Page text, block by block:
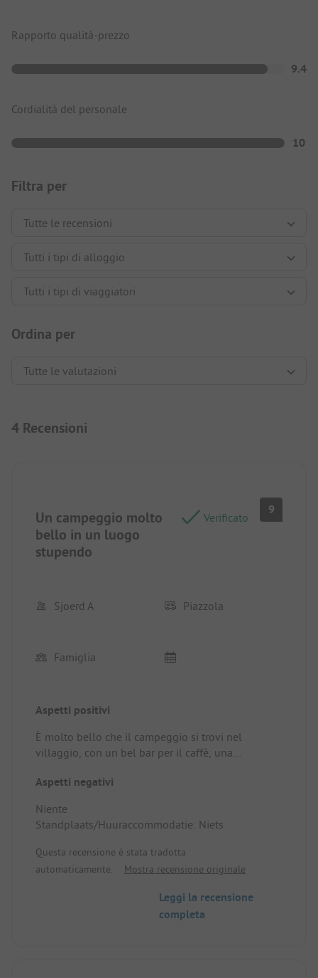
Rapporto qualità-prezzo
9.4
Cordialità del personale
10
Filtra per
Ordina per
4 Recensioni
Un campeggio molto
bello in un luogo
stupendo
Verificato
9
Sjoerd A Piazzola
Famiglia
Aspetti positivi
È molto bello che il campeggio si trovi nel
villaggio, con un bel bar per il caffè, una
di paese dove si può comprare tutto per i pasti e
possono ricevere buoni consigli per escursioni.
Grand Paradiso è davvero un paradiso pieno di
fiori, farfalle e vedute incredibili.
Standplaats/Huuraccommodatie: Posto bello con
Aspetti negativi
Niente
Standplaats/Huuraccommodatie: Niets
Questa recensione è stata tradotta
automaticamente.
Mostra recensione originale
Leggi la recensione
completa